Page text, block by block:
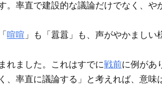
。率直で建設的な議論だけでなく、や
喧喧 」も「囂囂」も、声がやかましい
れました。これはすでに戦前に例があ
、率直に議論する」と考えれば、意味